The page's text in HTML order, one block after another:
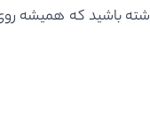
باشید که همیشه